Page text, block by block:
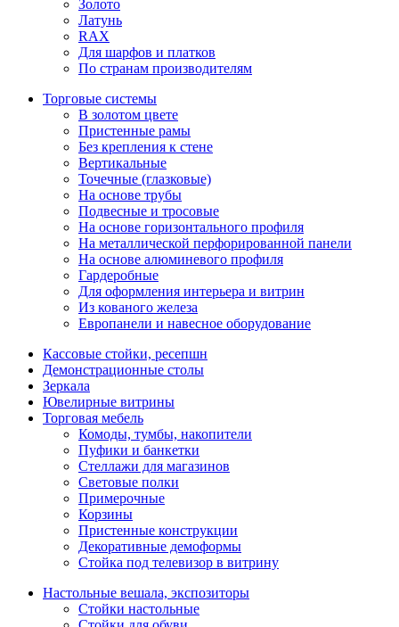
Золото
Латунь
RAX
Для шарфов и платков
По странам производителям
Торговые системы
В золотом цвете
Пристенные рамы
Без крепления к стене
Вертикальные
Точечные (глазковые)
На основе трубы
Подвесные и тросовые
На основе горизонтального профиля
На металлической перфорированной панели
На основе алюминевого профиля
Гардеробные
Для оформления интерьера и витрин
Из кованого железа
Европанели и навесное оборудование
Кассовые стойки, ресепшн
Демонстрационные столы
Зеркала
Ювелирные витрины
Торговая мебель
Комоды, тумбы, накопители
Пуфики и банкетки
Стеллажи для магазинов
Световые полки
Примерочные
Корзины
Пристенные конструкции
Декоративные демоформы
Стойка под телевизор в витрину
Настольные вешала, экспозиторы
Стойки настольные